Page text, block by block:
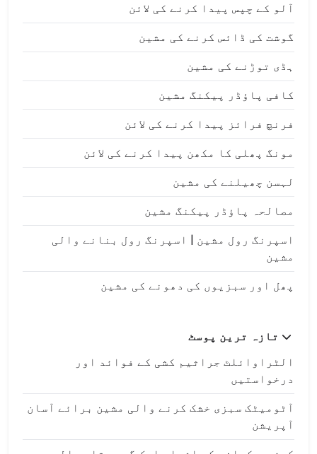
آلو کے چپس پیدا کرنے کی لائن
گوشت کی ڈائس کرنے کی مشین
ہڈی توڑنے کی مشین
کافی پاؤڈر پیکنگ مشین
فرنچ فرائز پیدا کرنے کی لائن
مونگ پھلی کا مکھن پیدا کرنے کی لائن
لہسن چھیلنے کی مشین
مصالحہ پاؤڈر پیکنگ مشین
اسپرنگ رول مشین | اسپرنگ رول بنانے والی
مشین
پھل اور سبزیوں کی دھونے کی مشین
تازہ ترین پوسٹ
الٹراوائلٹ جراثیم کشی کے فوائد اور
درخواستیں
آٹومیٹک سبزی خشک کرنے والی مشین برائے آسان
آپریشن